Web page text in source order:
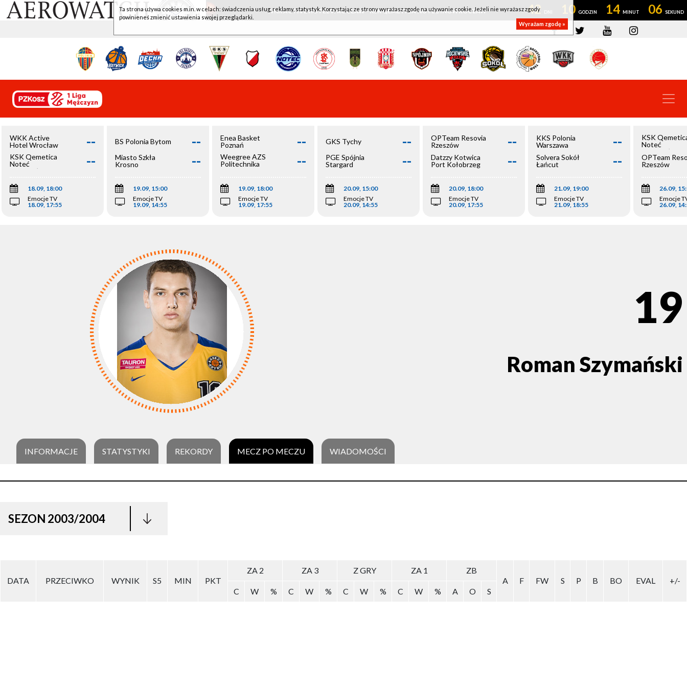
WKK ACTIVE HOTEL WROCŁAW - KSK QEMETICA NOTEĆ INOWROCŁAW 42 10 14 05
WKK Active
Hotel Wrocław
--
KSK Qemetica
Noteć
Inowrocław
--
18.09, 18:00
Emocje TV
18.09, 17:55
BS Polonia Bytom --
Miasto Szkła
Krosno
--
19.09, 15:00
Emocje TV
19.09, 14:55
Enea Basket
Poznań
--
Weegree AZS
Politechnika
--
19.09, 18:00
Emocje TV
19.09, 17:55
GKS Tychy --
PGE Spójnia
Stargard
--
20.09, 15:00
Emocje TV
20.09, 14:55
OPTeam Resovia
Rzeszów
--
Datzzy Kotwica
Port Kołobrzeg
--
20.09, 18:00
Emocje TV
20.09, 17:55
KKS Polonia
Warszawa
--
Solvera Sokół
Łańcut
--
21.09, 19:00
Emocje TV
21.09, 18:55
KSK
Noteć
Inowrocław
OPTeam
Rzeszów
26.09,
Emocje
26.09,
19
Roman Szymański
INFORMACJE STATYSTYKI REKORDY MECZ PO MECZU WIADOMOŚCI
SEZON 2003/2004
DATA PRZECIWKO WYNIK S5 MIN PKT
ZA 2 ZA 3 Z GRY ZA 1
ZB
A
F FW S P B BO EVAL
+/-
C
W % C W % C W % C W % A O S
Ta strona używa cookies m.in. w celach: świadczenia usług, reklamy, statystyk. Korzystając ze strony wyrażasz zgodę na używanie cookie. Jeżeli nie wyrażasz zgody
powinieneś zmienić ustawienia swojej przeglądarki.
Wyrażam zgodę »